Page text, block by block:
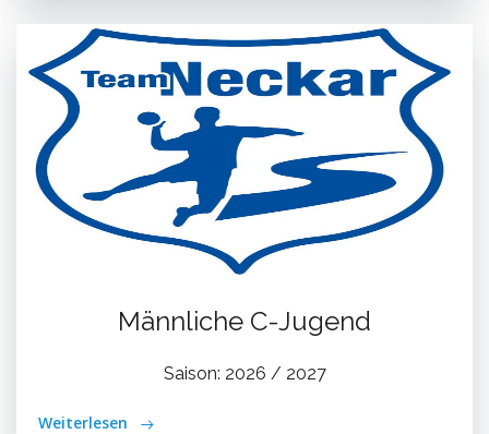
Männliche C-Jugend
Saison: 2026 / 2027
Weiterlesen